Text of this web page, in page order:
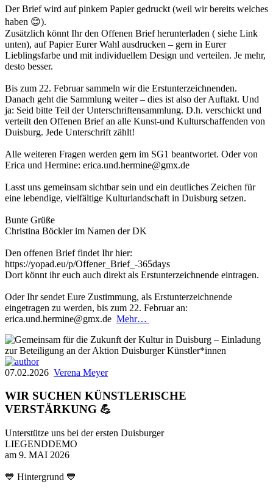
Der Brief wird auf pinkem Papier gedruckt (weil wir bereits welches
haben 😊).
Zusätzlich könnt Ihr den Offenen Brief herunterladen ( siehe Link
unten), auf Papier Eurer Wahl ausdrucken – gern in Eurer
Lieblingsfarbe und mit individuellem Design und verteilen. Je mehr,
desto besser.
Bis zum 22. Februar sammeln wir die Erstunterzeichnenden.
Danach geht die Sammlung weiter – dies ist also der Auftakt. Und
ja: Seid bitte Teil der Unterschriftensammlung. D.h. verschickt und
verteilt den Offenen Brief an alle Kunst-und Kulturschaffenden von
Duisburg. Jede Unterschrift zählt!
Alle weiteren Fragen werden gern im SG1 beantwortet. Oder von
Erica und Hermine: erica.und.hermine@gmx.de
Lasst uns gemeinsam sichtbar sein und ein deutliches Zeichen für
eine lebendige, vielfältige Kulturlandschaft in Duisburg setzen.
Bunte Grüße
Christina Böckler im Namen der DK
Den offenen Brief findet Ihr hier:
https://yopad.eu/p/Offener_Brief_-365days
Dort könnt ihr euch auch direkt als Erstunterzeichnende eintragen.
Oder Ihr sendet Eure Zustimmung, als Erstunterzeichnende
eingetragen zu werden, bis zum 22. Februar an:
erica.und.hermine@gmx.de Mehr…
07.02.2026 Verena Meyer
WIR SUCHEN KÜNSTLERISCHE
VERSTÄRKUNG 💪
Unterstütze uns bei der ersten Duisburger
LIEGENDDEMO
am 9. MAI 2026
💙 Hintergrund 💙